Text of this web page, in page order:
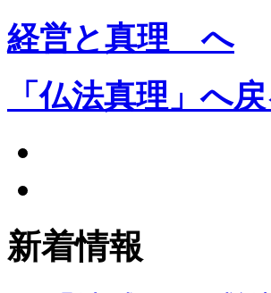
経営と真理 へ
「仏法真理」へ
新着情報